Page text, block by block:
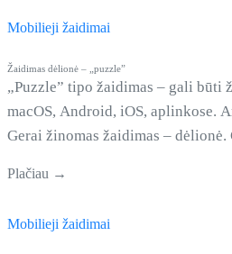
Mobilieji žaidimai
Žaidimas dėlionė – „puzzle”
„Puzzle” tipo žaidimas – gali būti
macOS, Android, iOS, aplinkose.
Gerai žinomas žaidimas –
Žalias apskritimas parodys, ar
Plačiau →
Mobilieji žaidimai